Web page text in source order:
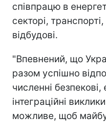
співпрацю в
секторі,
відбудові.
"Впевнений, що
разом успішно
численні безпекові,
інтеграційні
можливе, щоб